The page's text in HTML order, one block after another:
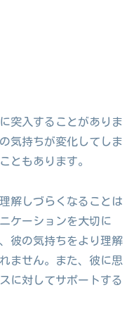
突入することがありま
気持ちが変化してしま
ともあります。
解しづらくなることは
ケーションを大切に
彼の気持ちをより理解
ません。また、彼に思
に対してサポートする